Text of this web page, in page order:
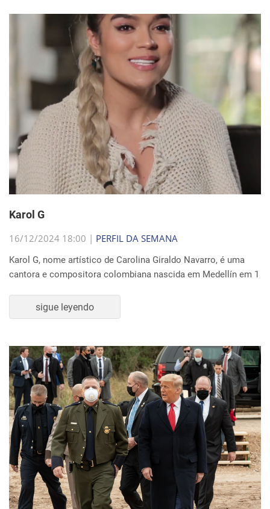
Karol G
16/12/2024 18:00 | PERFIL DA SEMANA
Karol G, nome artístico de Carolina Giraldo Navarro, é uma
cantora e compositora colombiana nascida em Medellín em 1
sigue leyendo